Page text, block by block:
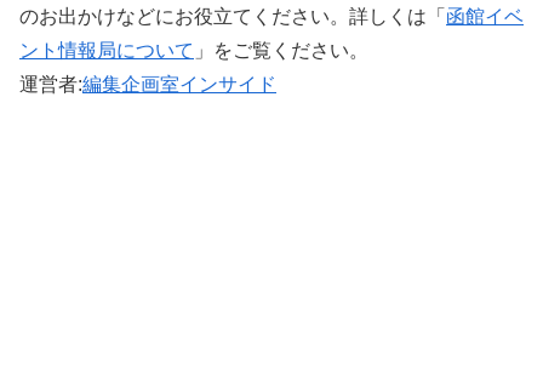
のお出かけなどにお役立てください。詳しくは「 函館イベ
ント情報局について 」をご覧ください。 ‎
運営者:編集企画室インサイド